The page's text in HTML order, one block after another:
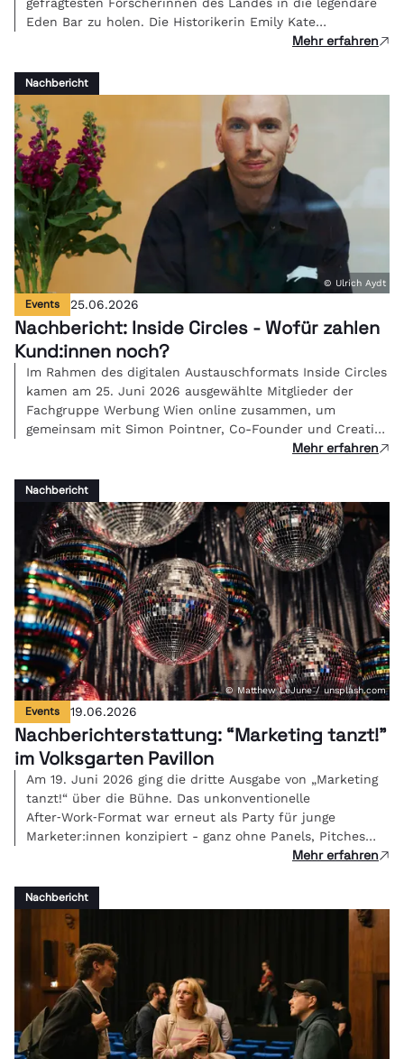
gefragtesten Forscherinnen des Landes in die legendäre
Eden Bar zu holen. Die Historikerin Emily Kate
Genatowski und Roboter Tova berichteten live über ihre
Mehr erfahren
Nachbericht
© Ulrich Aydt
Events 25.06.2026
Nachbericht: Inside Circles - Wofür zahlen
Kund:innen noch?
Im Rahmen des digitalen Austauschformats Inside Circles
kamen am 25. Juni 2026 ausgewählte Mitglieder der
Fachgruppe Werbung Wien online zusammen, um
gemeinsam mit Simon Pointner, Co-Founder und Creative
Director von Studio FREUDE, über eine zentrale Frage der
übernimmt - was ist kreative Arbeit dann noch wert und
wie bepreist man Bedeutung?
Mehr erfahren
Nachbericht
© Matthew LeJune / unsplash.com
Events 19.06.2026
Nachberichterstattung: “Marketing tanzt!"
im Volksgarten Pavillon
Am 19. Juni 2026 ging die dritte Ausgabe von „Marketing
tanzt!“ über die Bühne. Das unkonventionelle
After‑Work‑Format war erneut als Party für junge
Marketer:innen konzipiert - ganz ohne Panels, Pitches
oder PowerPoint, sondern mit Beats, Gesprächen und
Pavillons traf sich die Community, die morgen die
Branche bewegt.
Mehr erfahren
Nachbericht